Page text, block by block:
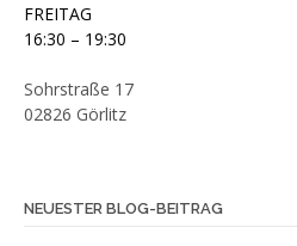
FREITAG
16:30 – 19:30
Sohrstraße 17
02826 Görlitz
NEUESTER BLOG-BEITRAG